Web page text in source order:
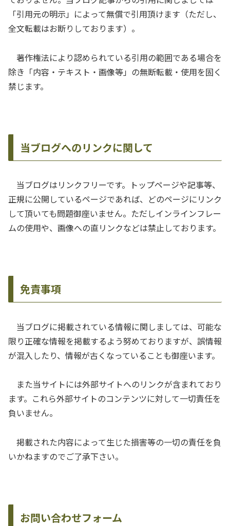
「引用元の明示」によって無償で引用頂けます（ただし、
全文転載はお断りしております）。
著作権法により認められている引用の範囲である場合を
除き「内容・テキスト・画像等」の無断転載・使用を固く
禁じます。
当ブログへのリンクに関して
当ブログはリンクフリーです。トップページや記事等、
正規に公開しているページであれば、どのページにリンク
して頂いても問題御座いません。ただしインラインフレー
ムの使用や、画像への直リンクなどは禁止しております。
免責事項
当ブログに掲載されている情報に関しましては、可能な
限り正確な情報を掲載するよう努めておりますが、誤情報
が混入したり、情報が古くなっていることも御座います。
また当サイトには外部サイトへのリンクが含まれており
ます。これら外部サイトのコンテンツに対して一切責任を
負いません。
掲載された内容によって生じた損害等の一切の責任を負
いかねますのでご了承下さい。
お問い合わせフォーム